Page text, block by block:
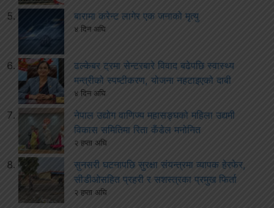
बारामा करेन्ट लागेर एक जनाको मृत्यु
४ दिन अघि
ढल्केबर ट्रमा सेन्टरबारे विवाद बढेपछि स्वास्थ्य
मन्त्रीको स्पष्टीकरण, योजना नहटाइएको दाबी
४ दिन अघि
नेपाल उद्योग वाणिज्य महासङ्घको महिला उद्यमी
विकास समितिमा रिता कँडेल मनोनित
२ हप्ता अघि
सुनसरी घटनापछि सुरक्षा संयन्त्रमा व्यापक हेरफेर,
सीडीओसहित प्रहरी र सशस्त्रका प्रमुख फिर्ता
२ हप्ता अघि